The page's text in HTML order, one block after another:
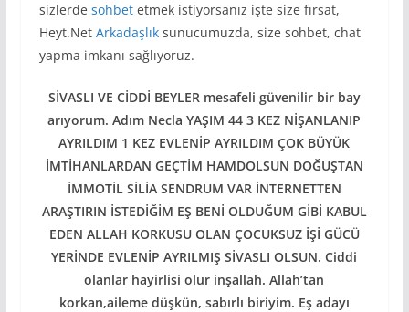
sizlerde sohbetetmek istiyorsanız işte size fırsat,
Heyt.Net Arkadaşlıksunucumuzda, size sohbet, chat
yapma imkanı sağlıyoruz.
SİVASLI VE CİDDİ BEYLER mesafeli güvenilir bir bay
arıyorum. Adım Necla YAŞIM 44 3 KEZ NİŞANLANIP
AYRILDIM 1 KEZ EVLENİP AYRILDIM ÇOK BÜYÜK
İMTİHANLARDAN GEÇTİM HAMDOLSUN DOĞUŞTAN
İMMOTİL SİLİA SENDRUM VAR İNTERNETTEN
ARAŞTIRIN İSTEDİĞİM EŞ BENİ OLDUĞUM GİBİ KABUL
EDEN ALLAH KORKUSU OLAN ÇOCUKSUZ İŞİ GÜCÜ
YERİNDE EVLENİP AYRILMIŞ SİVASLI OLSUN. Ciddi
olanlar hayirlisi olur inşallah. Allah’tan
korkan,aileme düşkün, sabırlı biriyim. Eş adayı